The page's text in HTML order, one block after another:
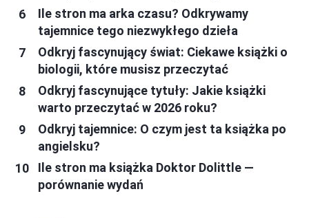
Ile stron ma arka czasu? Odkrywamy
tajemnice tego niezwykłego dzieła
Odkryj fascynujący świat: Ciekawe książki o
biologii, które musisz przeczytać
Odkryj fascynujące tytuły: Jakie książki
warto przeczytać w 2026 roku?
Odkryj tajemnice: O czym jest ta książka po
angielsku?
Ile stron ma książka Doktor Dolittle —
porównanie wydań